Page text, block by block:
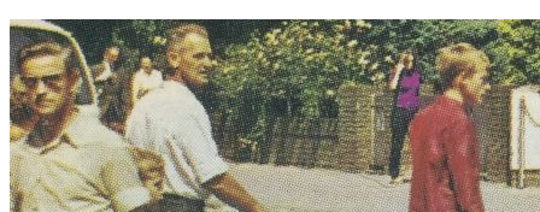
Drents Archief